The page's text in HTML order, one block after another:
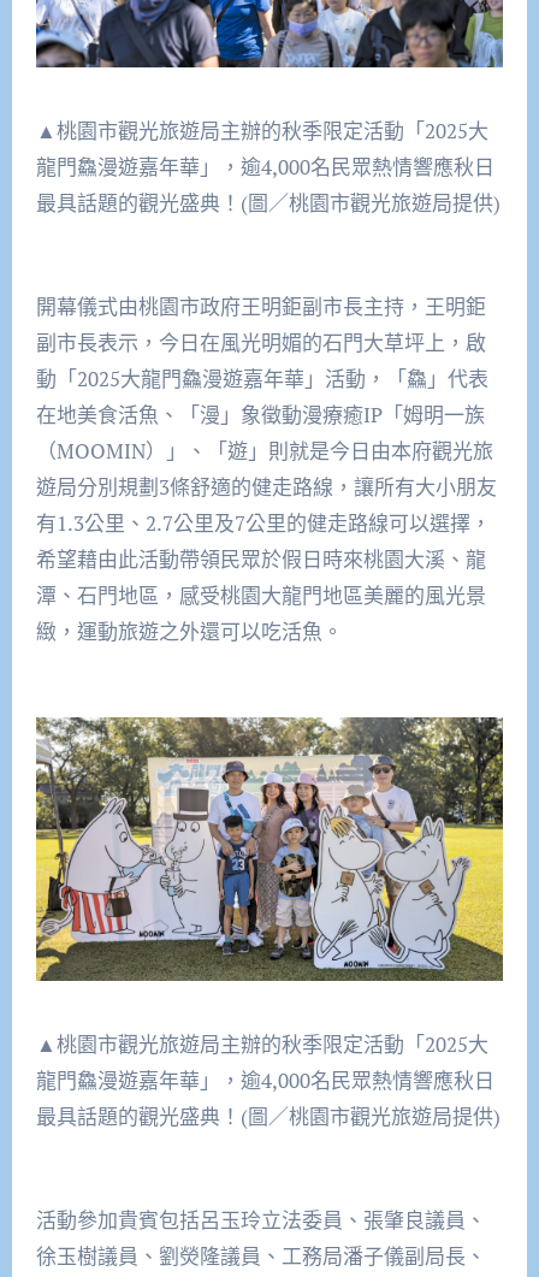
▲桃園市觀光旅遊局主辦的秋季限定活動「2025大
龍門鱻漫遊嘉年華」，逾4,000名民眾熱情響應秋日
最具話題的觀光盛典！(圖／桃園市觀光旅遊局提供)
開幕儀式由桃園市政府王明鉅副市長主持，王明鉅
副市長表示，今日在風光明媚的石門大草坪上，啟
動「2025大龍門鱻漫遊嘉年華」活動，「鱻」代表
在地美食活魚、「漫」象徵動漫療癒IP「姆明一族
（MOOMIN）」、「遊」則就是今日由本府觀光旅
遊局分別規劃3條舒適的健走路線，讓所有大小朋友
有1.3公里、2.7公里及7公里的健走路線可以選擇，
希望藉由此活動帶領民眾於假日時來桃園大溪、龍
潭、石門地區，感受桃園大龍門地區美麗的風光景
緻，運動旅遊之外還可以吃活魚。
▲桃園市觀光旅遊局主辦的秋季限定活動「2025大
龍門鱻漫遊嘉年華」，逾4,000名民眾熱情響應秋日
最具話題的觀光盛典！(圖／桃園市觀光旅遊局提供)
活動參加貴賓包括呂玉玲立法委員、張肇良議員、
徐玉樹議員、劉熒隆議員、工務局潘子儀副局長、